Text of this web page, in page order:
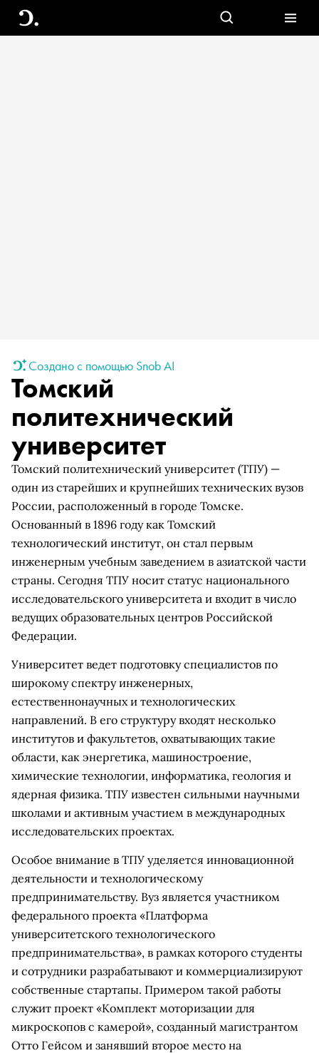
Создано с помощью Snob AI
Томский
политехнический
университет
Томский политехнический университет (ТПУ) —
один из старейших и крупнейших технических вузов
России, расположенный в городе Томске.
Основанный в 1896 году как Томский
технологический институт, он стал первым
инженерным учебным заведением в азиатской части
страны. Сегодня ТПУ носит статус национального
исследовательского университета и входит в число
ведущих образовательных центров Российской
Федерации.
Университет ведет подготовку специалистов по
широкому спектру инженерных,
естественнонаучных и технологических
направлений. В его структуру входят несколько
институтов и факультетов, охватывающих такие
области, как энергетика, машиностроение,
химические технологии, информатика, геология и
ядерная физика. ТПУ известен сильными научными
школами и активным участием в международных
исследовательских проектах.
Особое внимание в ТПУ уделяется инновационной
деятельности и технологическому
предпринимательству. Вуз является участником
федерального проекта «Платформа
университетского технологического
предпринимательства», в рамках которого студенты
и сотрудники разрабатывают и коммерциализируют
собственные стартапы. Примером такой работы
служит проект «Комплект моторизации для
микроскопов с камерой», созданный магистрантом
Отто Гейсом и занявший второе место на